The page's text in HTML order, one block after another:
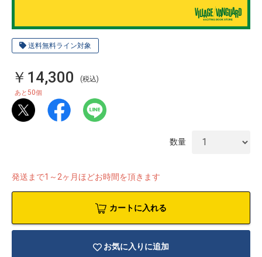
送料無料ライン対象
￥14,300 (税込)
あと50個
数量
発送まで1～2ヶ月ほどお時間を頂きます
カートに入れる
お気に入りに追加
アダルトグ